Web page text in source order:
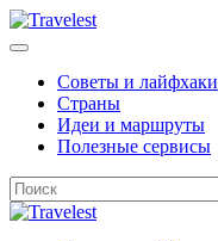
Советы и лайфхаки
Страны
Идеи и маршруты
Полезные сервисы